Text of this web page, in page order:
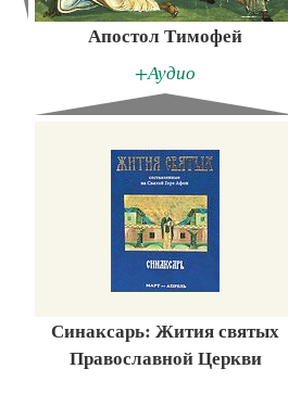
Апостол Тимофей
+Аудио
Синаксарь: Жития святых
Православной Церкви